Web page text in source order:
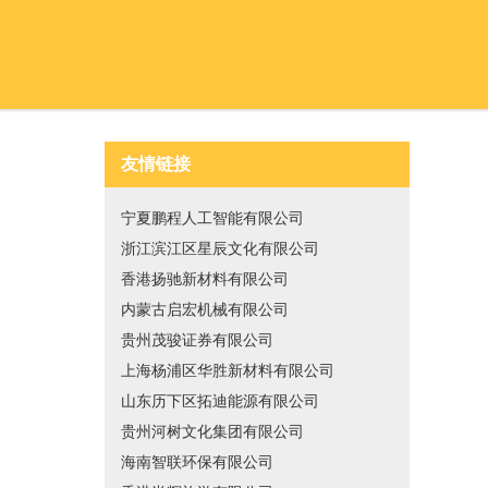
友情链接
宁夏鹏程人工智能有限公司
浙江滨江区星辰文化有限公司
香港扬驰新材料有限公司
内蒙古启宏机械有限公司
贵州茂骏证券有限公司
上海杨浦区华胜新材料有限公司
山东历下区拓迪能源有限公司
贵州河树文化集团有限公司
海南智联环保有限公司